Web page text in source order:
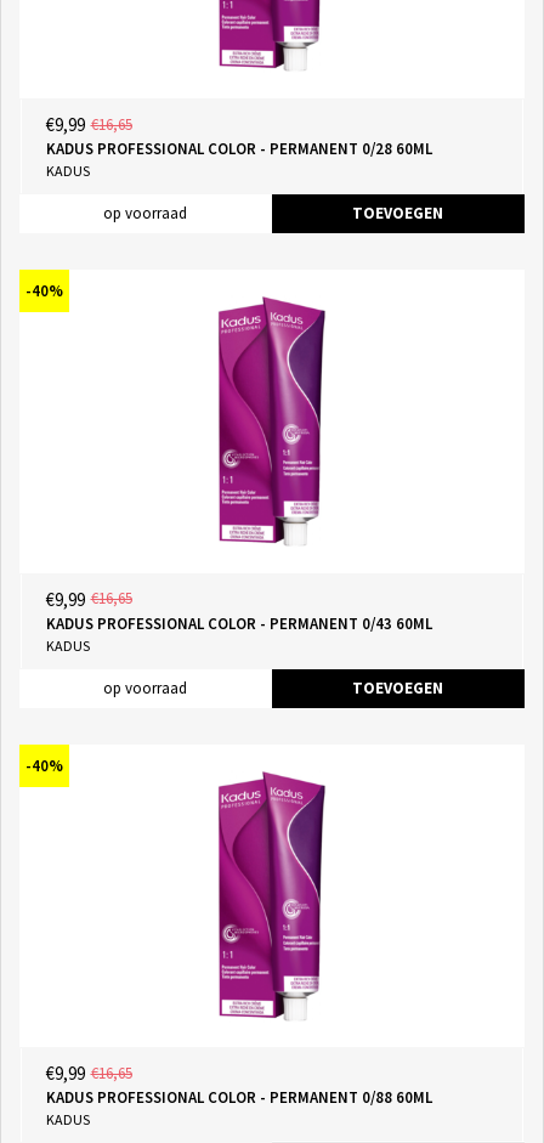
€9,99 €16,65
KADUS PROFESSIONAL COLOR - PERMANENT 0/28 60ML
KADUS
op voorraad TOEVOEGEN
-40%
€9,99 €16,65
KADUS PROFESSIONAL COLOR - PERMANENT 0/43 60ML
KADUS
op voorraad TOEVOEGEN
-40%
€9,99 €16,65
KADUS PROFESSIONAL COLOR - PERMANENT 0/88 60ML
KADUS